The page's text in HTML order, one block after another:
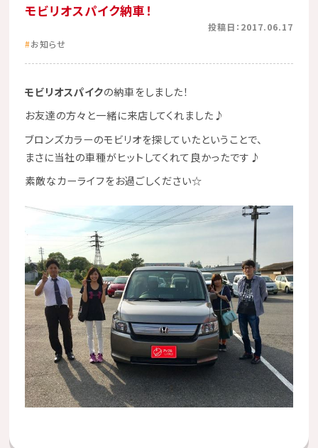
モビリオスパイク納車！
投稿日：2017.06.17
お知らせ
モビリオスパイクの納車をしました！
お友達の方々と一緒に来店してくれました♪
ブロンズカラーのモビリオを探していたということで、
まさに当社の車種がヒットしてくれて良かったです♪
素敵なカーライフをお過ごしください☆